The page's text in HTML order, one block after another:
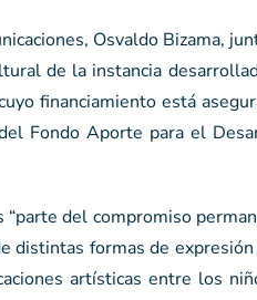
Osvaldo Bizama,
de la instancia
financiamiento está
Fondo Aporte para el
del compromiso
distintas formas de
artísticas entre los